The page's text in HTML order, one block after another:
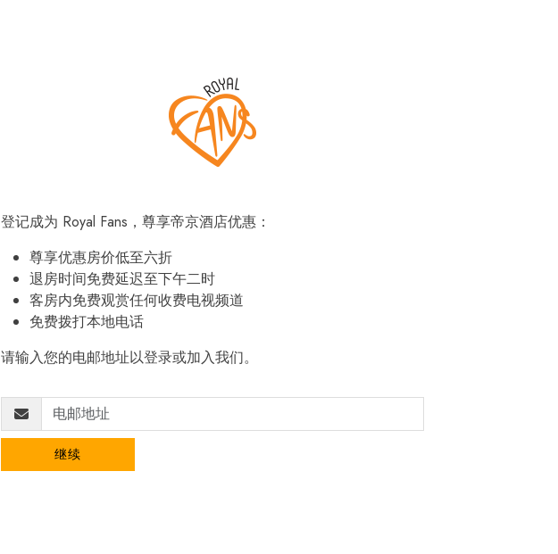
登记成为 Royal Fans，尊享帝京酒店优惠：
尊享优惠房价低至六折
退房时间免费延迟至下午二时
客房内免费观赏任何收费电视频道
免费拨打本地电话
请输入您的电邮地址以登录或加入我们。
继续